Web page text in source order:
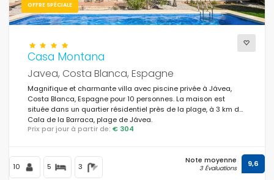
OFFRE SPÉCIALE
Casa Montana
Javea, Costa Blanca, Espagne
Magnifique et charmante villa avec piscine privée à Jávea,
Costa Blanca, Espagne pour 10 personnes. La maison est
située dans un quartier résidentiel près de la plage, à 3 km de
Cala de la Barraca, plage de Jávea.
Prix par jour à partir de: € 304
10 5 3
Note moyenne
3 Évaluations 9,6